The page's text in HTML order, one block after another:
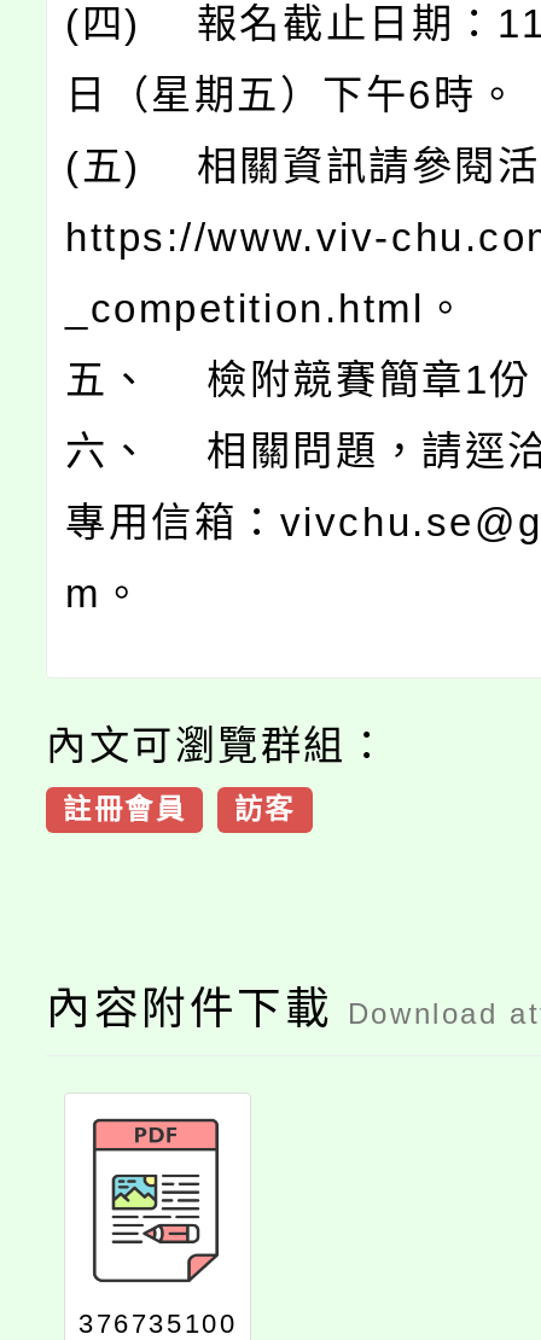
(四) 報名截止日期：
日（星期五）下午6時。
(五) 相關資訊請參閱活
https://www.viv-
_competition.html。
五、 檢附競賽簡章1份
六、 相關問題，請逕
專用信箱：
m。
內文可瀏覽群組：
註冊會員 訪客
內容附件下載 Download
376735100